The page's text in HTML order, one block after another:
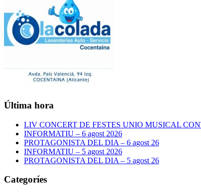
Última hora
LIV CONCERT DE FESTES UNIO MUSICAL
INFORMATIU – 6 agost 2026
PROTAGONISTA DEL DIA – 6 agost 26
INFORMATIU – 5 agost 2026
PROTAGONISTA DEL DIA – 5 agost 26
Categoríes